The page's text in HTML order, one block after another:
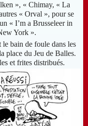
», « Chimay, « La
« Orval », pour se
« I’m a Brusseleer in
York ».
le bain de foule dans les
place du Jeu de Balles.
et frites distribués.